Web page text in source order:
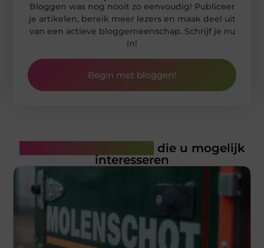
Bloggen was nog nooit zo eenvoudig! Publiceer
je artikelen, bereik meer lezers en maak deel uit
van een actieve bloggemeenschap. Schrijf je nu
in!
Begin met bloggen!
die u mogelijk
interesseren